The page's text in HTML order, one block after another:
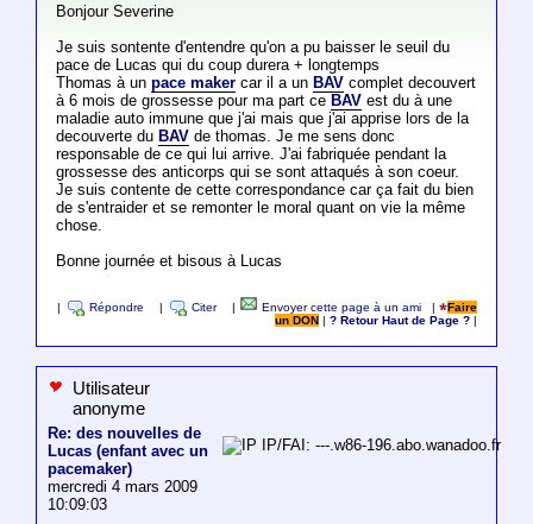
Bonjour Severine
Je suis sontente d'entendre qu'on a pu baisser le seuil du
pace de Lucas qui du coup durera + longtemps
Thomas à un pace makercar il a un BAVcomplet decouvert
à 6 mois de grossesse pour ma part ce BAVest du à une
maladie auto immune que j'ai mais que j'ai apprise lors de la
decouverte du BAVde thomas. Je me sens donc
responsable de ce qui lui arrive. J'ai fabriquée pendant la
grossesse des anticorps qui se sont attaqués à son coeur.
Je suis contente de cette correspondance car ça fait du bien
de s'entraider et se remonter le moral quant on vie la même
chose.
Bonne journée et bisous à Lucas
Répondre Citer Envoyer cette page à un ami |
Faire
un DON
|? Retour Haut de Page ?
Utilisateur
anonyme
Re: des nouvelles de
Lucas (enfant avec un
pacemaker)
mercredi 4 mars 2009
10:09:03
IP/FAI: ---.w86-196.abo.wanadoo.fr